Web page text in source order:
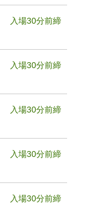
入場30分前締
入場30分前締
入場30分前締
入場30分前締
入場30分前締